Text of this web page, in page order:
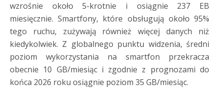
wzrośnie około 5-krotnie i osiągnie 237 EB
miesięcznie. Smartfony, które obsługują około 95%
tego ruchu, zużywają również więcej danych niż
kiedykolwiek. Z globalnego punktu widzenia, średni
poziom wykorzystania na smartfon przekracza
obecnie 10 GB/miesiąc i zgodnie z prognozami do
końca 2026 roku osiągnie poziom 35 GB/miesiąc.